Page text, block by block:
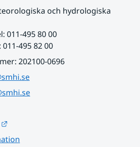
och hydrologiska
011-495 80 00
495 82 00
202100-0696